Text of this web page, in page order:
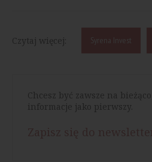
Czytaj więcej: Syrena Invest
Chcesz być zawsze na
informacje jako pierwszy.